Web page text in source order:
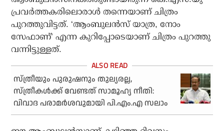
പ്രവര്‍ത്തകരിലൊരാള്‍ തന്നെയാണ് ചിത്രം
പുറത്തുവിട്ടത്. ‘ആംബുലന്‍സ് യാത്ര, നോം
സേഫാണ്’ എന്ന കുറിപ്പോടെയാണ് ചിത്രം പുറത്തു
വന്നിട്ടുള്ളത്.
സ്ത്രീയും പുരുഷനും തുല്യരല്ല,
സ്ത്രീകൾക്ക് വേണ്ടത് സാമൂഹ്യ നീതി:
വിവാദ പരാമർശവുമായി പി.എം.എ സലാം